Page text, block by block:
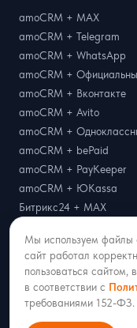
amoCRM + MAX
amoCRM + Telegram
amoCRM + WhatsApp
amoCRM +
amoCRM + Вконтакте
amoCRM + Avito
amoCRM +
amoCRM + bePaid
amoCRM + PayKeeper
amoCRM + ЮKassa
Битрикс24 + MAX
Битрикс24 + WhatsApp
Битрикс24 +
Битрикс24 + Вконтакте
Битрикс24 + Avito
Radist.Online + Albato
Мы используем файлы
сайт работал
пользоваться сайтом,
в соответствии с
требованиями 152-ФЗ.